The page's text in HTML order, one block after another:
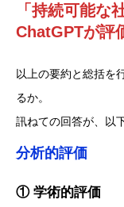
「持続可能な
ChatGPTが評
以上の要約と総括を
るか。
訊ねての回答が、以
分析的評価
① 学術的評価